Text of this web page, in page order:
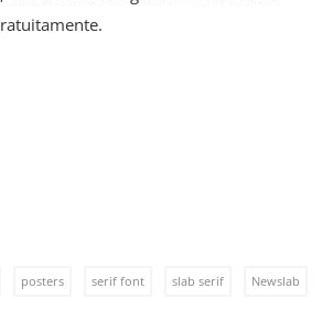
posters serif font slab serif Newslab